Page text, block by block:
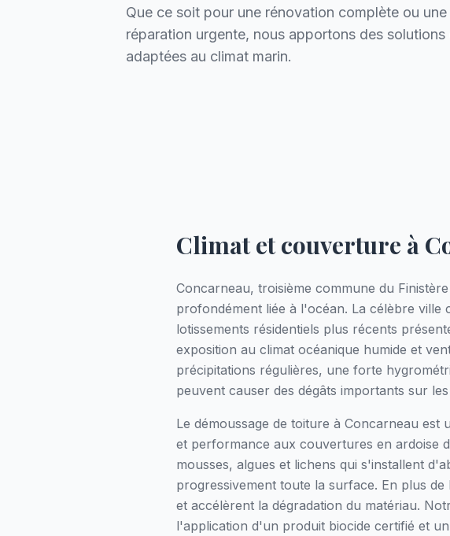
Que ce soit pour une rénovation complète ou une
réparation urgente, nous apportons des solutions
adaptées au climat marin.
Climat et couverture à
Concarneau, troisième commune du
profondément liée à l'océan. La célèbre ville
lotissements résidentiels plus récents
exposition au climat océanique humide et
précipitations régulières, une forte
peuvent causer des dégâts importants sur
Le démoussage de toiture à Concarneau
et performance aux couvertures en ardoise
mousses, algues et lichens qui s'installent
progressivement toute la surface. En plus
et accélèrent la dégradation du matériau.
l'application d'un produit biocide certifié et